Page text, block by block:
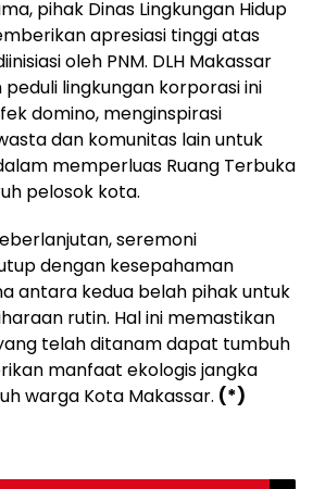
pihak Dinas Lingkungan Hidup
apresiasi tinggi atas
oleh PNM. DLH Makassar
lingkungan korporasi ini
domino, menginspirasi
dan komunitas lain untuk
memperluas Ruang Terbuka
pelosok kota.
seremoni
dengan kesepahaman
antara kedua belah pihak untuk
rutin. Hal ini memastikan
telah ditanam dapat tumbuh
manfaat ekologis jangka
warga Kota Makassar. (*)